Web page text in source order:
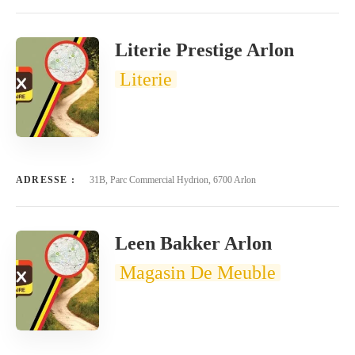
Literie Prestige Arlon
Literie
ADRESSE : 31B, Parc Commercial Hydrion, 6700 Arlon
Leen Bakker Arlon
Magasin De Meuble